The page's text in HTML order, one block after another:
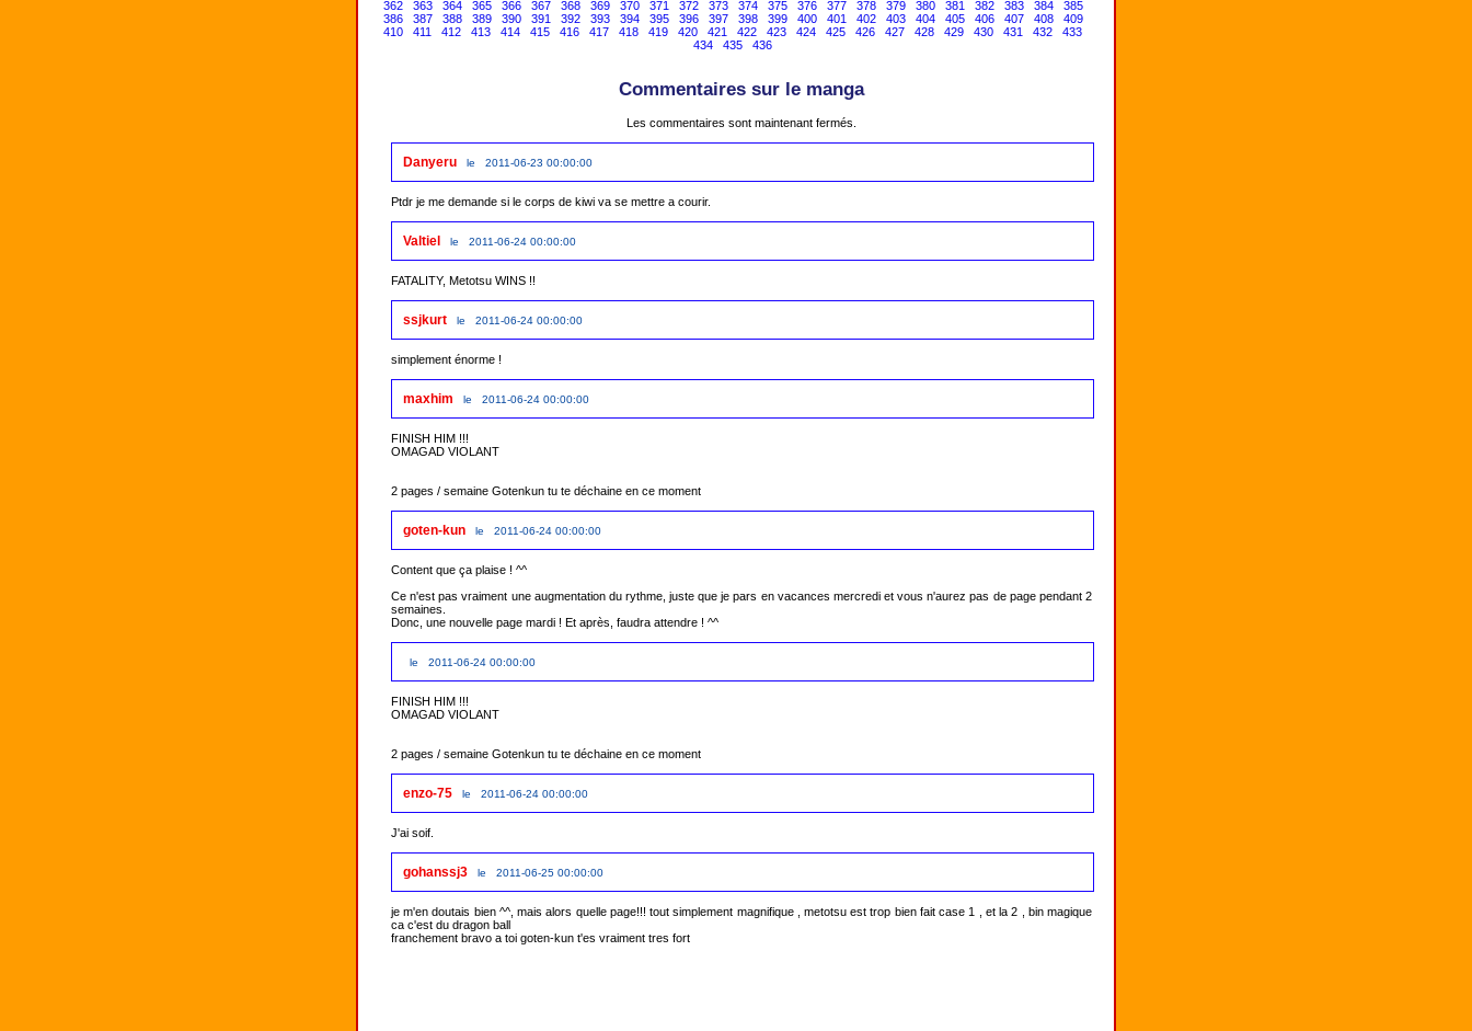
362
363 364 365 366 367 368 369 370 371 372 373 374 375 376 377 378 379 380 381 382 383 384
385
386
387 388 389 390 391 392 393 394 395 396 397 398 399 400 401 402 403 404 405 406 407 408
409
410
411 412 413 414 415 416 417 418 419 420 421 422 423 424 425 426 427 428 429 430 431 432
433
434
435 436
Commentaires sur le manga
Les commentaires sont maintenant fermés.
Danyeru le 2011-06-23 00:00:00
Ptdr je me demande si le corps de kiwi va se mettre a courir.
Valtiel le 2011-06-24 00:00:00
FATALITY, Metotsu WINS !!
ssjkurt le 2011-06-24 00:00:00
simplement énorme !
maxhim le 2011-06-24 00:00:00
FINISH HIM !!!
OMAGAD VIOLANT
2 pages / semaine Gotenkun tu te déchaine en ce moment
goten-kun le 2011-06-24 00:00:00
Content que ça plaise ! ^^
Ce n'est pas vraiment une augmentation du rythme, juste que je pars en vacances mercredi et vous n'aurez pas de page pendant 2
semaines.
Donc, une nouvelle page mardi ! Et après, faudra attendre ! ^^
le 2011-06-24 00:00:00
FINISH HIM !!!
OMAGAD VIOLANT
2 pages / semaine Gotenkun tu te déchaine en ce moment
enzo-75 le 2011-06-24 00:00:00
J'ai soif.
gohanssj3 le 2011-06-25 00:00:00
je m'en doutais bien ^^, mais alors quelle page!!! tout simplement magnifique , metotsu est trop bien fait case 1 , et la 2 , bin magique
ca c'est du dragon ball
franchement bravo a toi goten-kun t'es vraiment tres fort